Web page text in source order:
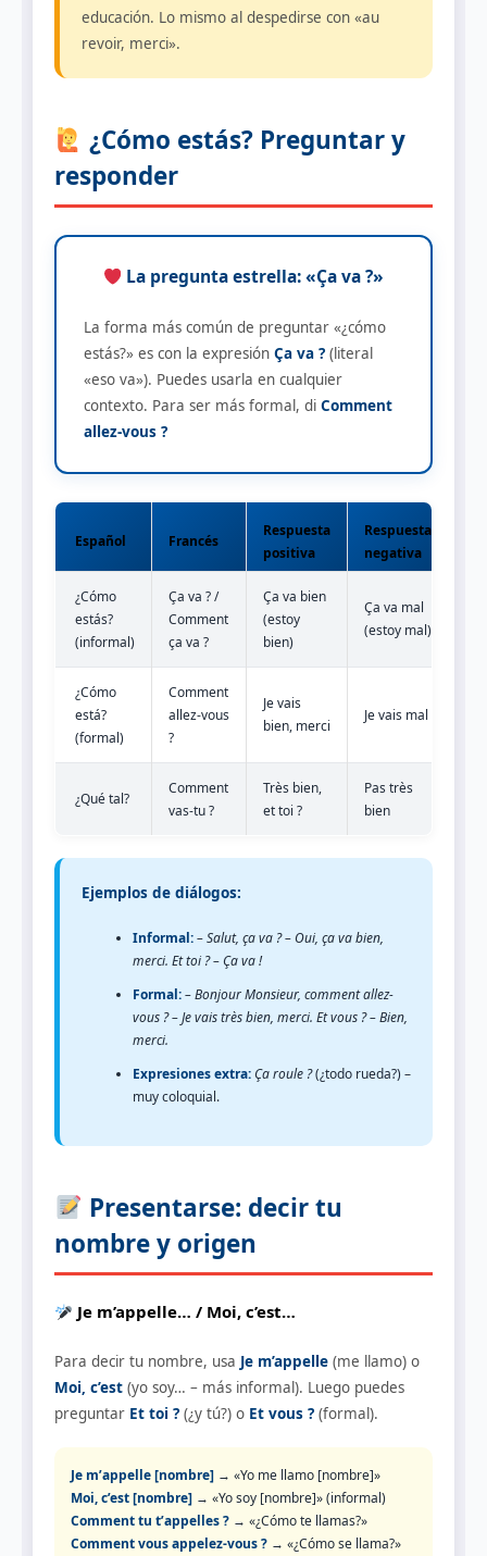
educación. Lo mismo al despedirse con «au
revoir, merci».
¿Cómo estás? Preguntar y
responder
La pregunta estrella: «Ça va ?»
La forma más común de preguntar «¿cómo
estás?» es con la expresión Ça va ? (literal
«eso va»). Puedes usarla en cualquier
contexto. Para ser más formal, di Comment
allez-vous ?
Español Francés
Respuesta
positiva
Respuesta
negativa
¿Cómo
estás?
(informal)
Ça va ? /
Comment
ça va ?
Ça va bien
(estoy
bien)
Ça va mal
(estoy mal)
¿Cómo
está?
(formal)
Comment
allez-vous
?
Je vais
bien, merci
Je vais mal
¿Qué tal?
Comment
vas-tu ?
Très bien,
et toi ?
Pas très
bien
Ejemplos de diálogos:
Informal:– Salut, ça va ? – Oui, ça va bien,
merci. Et toi ? – Ça va !
Formal:– Bonjour Monsieur, comment allez-
vous ? – Je vais très bien, merci. Et vous ? – Bien,
merci.
Expresiones extra: Ça roule ?(¿todo rueda?) –
muy coloquial.
Presentarse: decir tu
nombre y origen
Je m’appelle… / Moi, c’est…
Para decir tu nombre, usa Je m’appelle (me llamo) o
Moi, c’est (yo soy… – más informal). Luego puedes
preguntar Et toi ? (¿y tú?) o Et vous ? (formal).
Je m’appelle [nombre] → «Yo me llamo [nombre]»
Moi, c’est [nombre] → «Yo soy [nombre]» (informal)
Comment tu t’appelles ? → «¿Cómo te llamas?»
Comment vous appelez-vous ? → «¿Cómo se llama?»